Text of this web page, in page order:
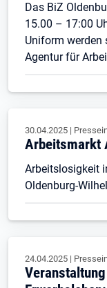
Das BiZ
15.00 – 17:00
Uniform werden
Agentur für
30.04.2025 |
Arbeitsmarkt
Arbeitslosigkeit
Oldenburg-
24.04.2025 |